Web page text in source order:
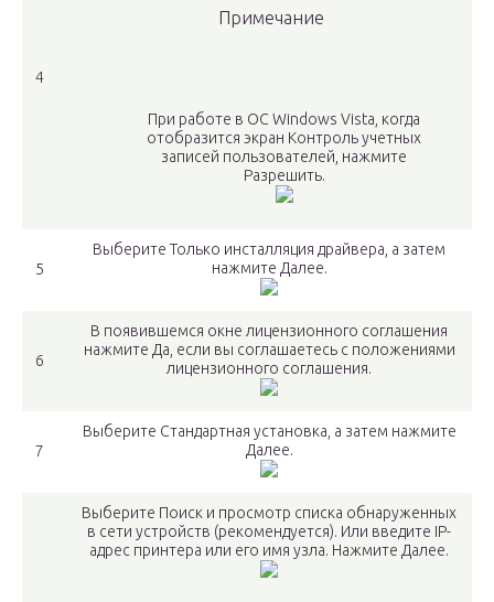
4
Примечание
При работе в ОС Windows Vista, когда
отобразится экран Контроль учетных
записей пользователей, нажмите
Разрешить.
5
Выберите Только инсталляция драйвера, а затем
нажмите Далее.
6
В появившемся окне лицензионного соглашения
нажмите Да, если вы соглашаетесь с положениями
лицензионного соглашения.
7
Выберите Стандартная установка, а затем нажмите
Далее.
Выберите Поиск и просмотр списка обнаруженных
в сети устройств (рекомендуется). Или введите IP-
адрес принтера или его имя узла. Нажмите Далее.